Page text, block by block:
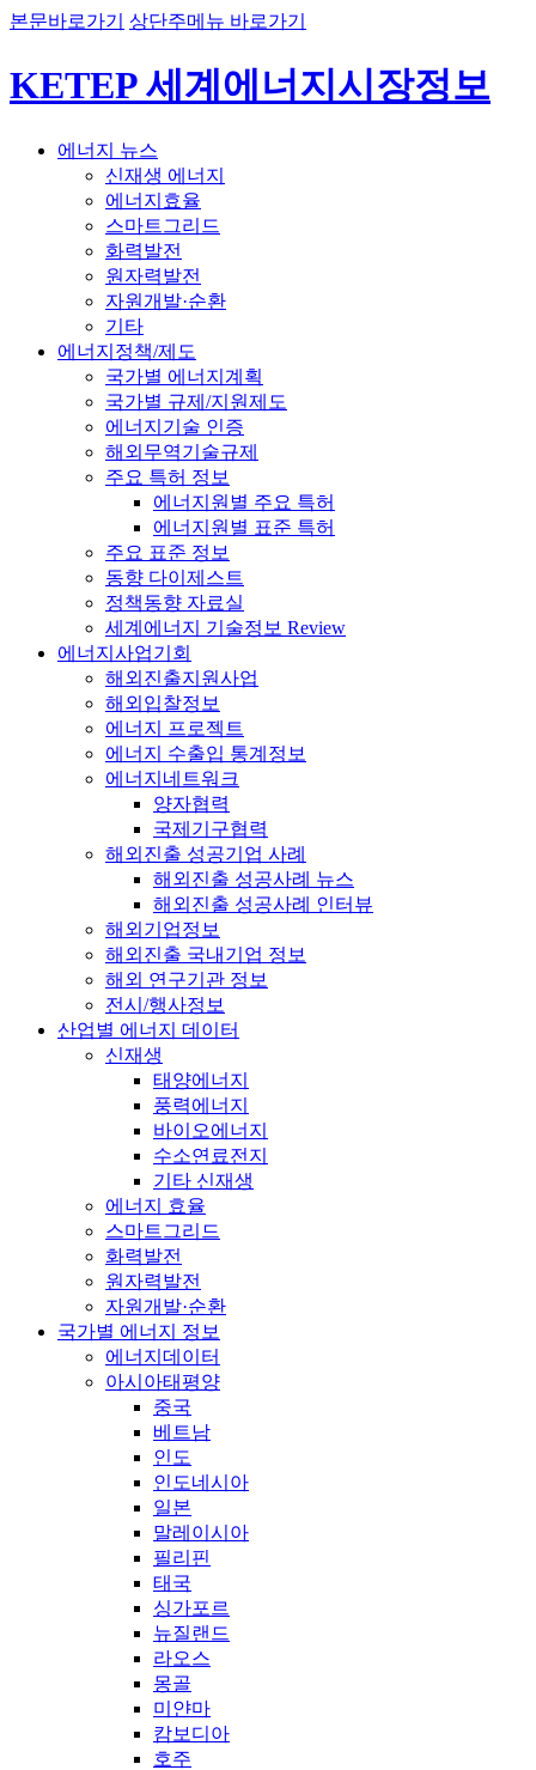
본문바로가기 상단주메뉴 바로가기
KETEP 세계에너지시장정보
에너지 뉴스
신재생 에너지
에너지효율
스마트그리드
화력발전
원자력발전
자원개발·순환
기타
에너지정책/제도
국가별 에너지계획
국가별 규제/지원제도
에너지기술 인증
해외무역기술규제
주요 특허 정보
에너지원별 주요 특허
에너지원별 표준 특허
주요 표준 정보
동향 다이제스트
정책동향 자료실
세계에너지 기술정보 Review
에너지사업기회
해외진출지원사업
해외입찰정보
에너지 프로젝트
에너지 수출입 통계정보
에너지네트워크
양자협력
국제기구협력
해외진출 성공기업 사례
해외진출 성공사례 뉴스
해외진출 성공사례 인터뷰
해외기업정보
해외진출 국내기업 정보
해외 연구기관 정보
전시/행사정보
산업별 에너지 데이터
신재생
태양에너지
풍력에너지
바이오에너지
수소연료전지
기타 신재생
에너지 효율
스마트그리드
화력발전
원자력발전
자원개발·순환
국가별 에너지 정보
에너지데이터
아시아태평양
중국
베트남
인도
인도네시아
일본
말레이시아
필리핀
태국
싱가포르
뉴질랜드
라오스
몽골
미얀마
캄보디아
호주